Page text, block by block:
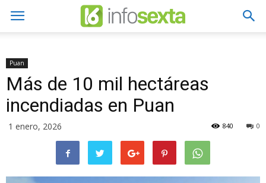
Puan
Más de 10 mil hectáreas
incendiadas en Puan
1 enero, 2026 0
840